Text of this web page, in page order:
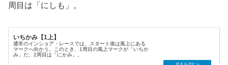
周目は「にしも」。
いちかみ【1上】
通常のインショア・レースでは、スタート後は風上にある
マークへ向かう。このとき、1周目の風上マークが「いちか
み」だ。2周目は「にかみ」。